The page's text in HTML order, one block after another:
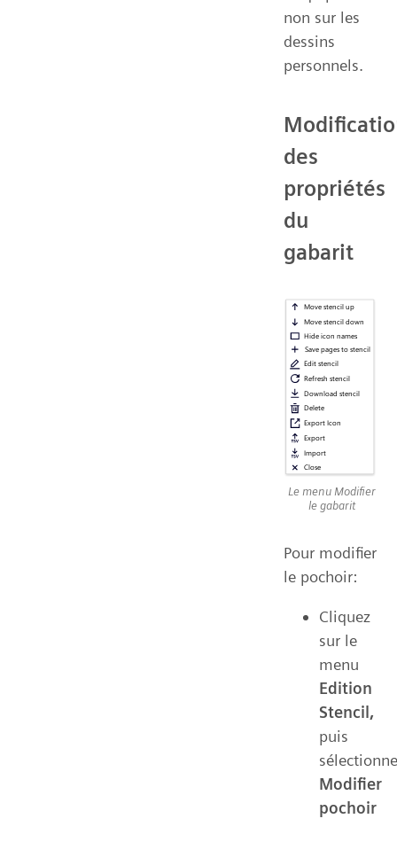
non sur les
dessins
personnels.
des
propriétés
du
gabarit
Le menu Modifier
le gabarit
Pour modifier
le pochoir:
Cliquez
sur le
menu
Edition
Stencil,
puis
Modifier
pochoir